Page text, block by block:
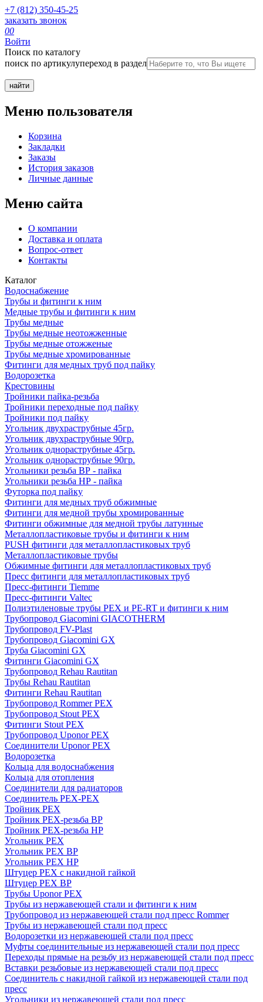
+7 (812) 350-45-25
заказать звонок
00
Войти
Поиск по каталогу
поиск по артикулупереход в раздел
Меню пользователя
Корзина
Закладки
Заказы
История заказов
Личные данные
Меню сайта
О компании
Доставка и оплата
Вопрос-ответ
Контакты
Каталог
Водоснабжение
Трубы и фитинги к ним
Медные трубы и фитинги к ним
Трубы медные
Трубы медные неотожженные
Трубы медные отожженые
Трубы медные хромированные
Фитинги для медных труб под пайку
Водорозетка
Крестовины
Тройники пайка-резьба
Тройники переходные под пайку
Тройники под пайку
Угольник двухраструбные 45гр.
Угольник двухраструбные 90гр.
Угольник однораструбные 45гр.
Угольник однораструбные 90гр.
Угольники резьба ВР - пайка
Угольники резьба НР - пайка
Футорка под пайку
Фитинги для медных труб обжимные
Фитинги для медной трубы хромированные
Фитинги обжимные для медной трубы латунные
Металлопластиковые трубы и фитинги к ним
PUSH фитинги для металлопластиковых труб
Металлопластиковые трубы
Обжимные фитинги для металлопластиковых труб
Пресс фитинги для металлопластиковых труб
Пресс-фитинги Tiemme
Пресс-фитинги Valtec
Полиэтиленовые трубы PEX и PE-RT и фитинги к ним
Трубопровод Giacomini GIACOTHERM
Трубопровод FV-Plast
Трубопровод Giacomini GX
Труба Giacomini GX
Фитинги Giacomini GX
Трубопровод Rehau Rautitan
Трубы Rehau Rautitan
Фитинги Rehau Rautitan
Трубопровод Rommer PEX
Трубопровод Stout PEX
Фитинги Stout PEX
Трубопровод Uponor PEX
Соединители Uponor PEX
Водорозетка
Кольца для водоснабжения
Кольца для отопления
Соединители для радиаторов
Соединитель PEX-PEX
Тройник PEX
Тройник PEX-резьба ВР
Тройник PEX-резьба НР
Угольник PEX
Угольник PEX ВР
Угольник PEX НР
Штуцер PEX c накидной гайкой
Штуцер PEX ВР
Трубы Uponor PEX
Трубы из нержавеющей стали и фитинги к ним
Трубопровод из нержавеющей стали под пресс Rommer
Трубы из нержавеющей стали под пресс
Водорозетки из нержавеющей стали под пресс
Муфты соединительные из нержавеющей стали под пресс
Переходы прямые на резьбу из нержавеющей стали под пресс
Вставки резьбовые из нержавеющей стали под пресс
Соединитель с накидной гайкой из нержавеющей стали под
пресс
Угольники из нержавеющей стали под пресс